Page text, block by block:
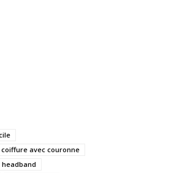
coiffure avec couronne